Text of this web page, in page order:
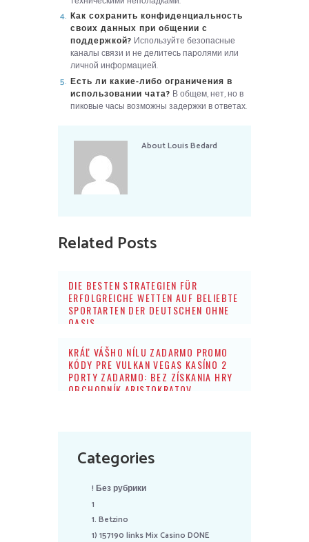
Как сохранить конфиденциальность
своих данных при общении с
поддержкой? Используйте безопасные
каналы связи и не делитесь паролями или
личной информацией.
Есть ли какие-либо ограничения в
использовании чата? В общем, нет, но в
пиковые часы возможны задержки в ответах.
AboutLouis Bedard
Related Posts
DIE BESTEN STRATEGIEN FÜR
ERFOLGREICHE WETTEN AUF BELIEBTE
SPORTARTEN DER DEUTSCHEN OHNE
OASIS
KRÁĽ VÁŠHO NÍLU ZADARMO PROMO
KÓDY PRE VULKAN VEGAS KASÍNO 2
PORTY ZADARMO: BEZ ZÍSKANIA HRY
OBCHODNÍK ARISTOKRATOV
Categories
! Без рубрики
1
1. Betzino
1) 157190 links Mix Casino DONE